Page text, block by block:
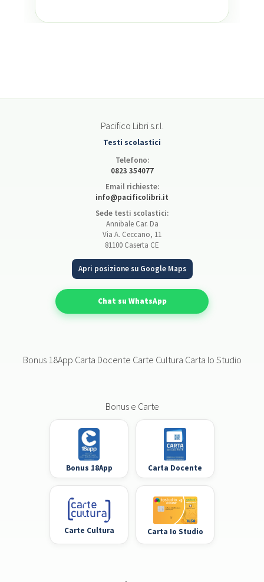
Pacifico Libri s.r.l.
Testi scolastici
Telefono:
0823 354077
Email richieste:
info@pacificolibri.it
Sede testi scolastici:
Annibale Car. Da
Via A. Ceccano, 11
81100 Caserta CE
Apri posizione su Google Maps
Chat su WhatsApp
Bonus 18App Carta Docente Carte Cultura Carta Io Studio
Bonus e Carte
Bonus 18App Carta Docente
Carte Cultura Carta Io Studio